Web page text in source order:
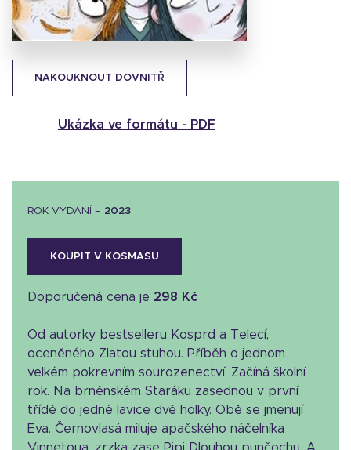
NAKOUKNOUT DOVNITŘ
Ukázka ve formátu - PDF
ROK VYDÁNÍ – 2023
KOUPIT V KOSMASU
Doporučená cena je 298 Kč
Od autorky bestselleru Kosprd a Telecí,
oceněného Zlatou stuhou. Příběh o jednom
velkém pokrevním sourozenectví. Začíná školní
rok. Na brněnském Staráku zasednou v první
třídě do jedné lavice dvě holky. Obě se jmenují
Eva. Černovlasá miluje apačského náčelníka
Vinnetoua, zrzka zase Pipi Dlouhou punčochu. A